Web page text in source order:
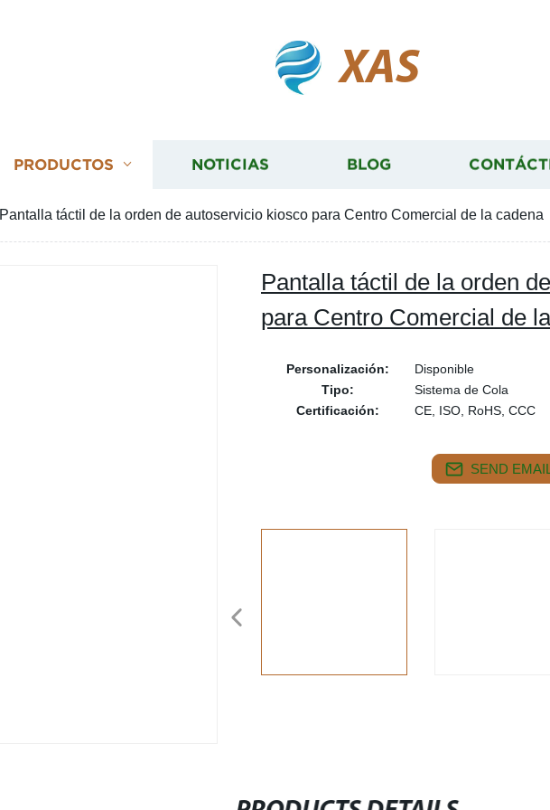
XAS
PRODUCTOS NOTICIAS BLOG
Pantalla táctil de la orden de autoservicio kiosco para Centro Comercial de la cadena
Pantalla táctil de la orden
para Centro Comercial de
Personalización:
Disponible
Tipo:
Sistema de Cola
Certificación:
CE, ISO, RoHS, CCC
SEND